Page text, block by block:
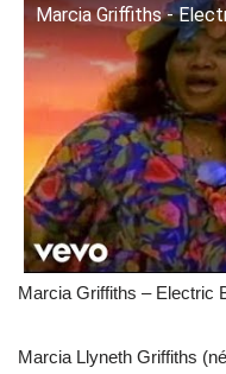
Marcia Griffiths -
Marcia Griffiths – Electric
Marcia Llyneth Griffiths